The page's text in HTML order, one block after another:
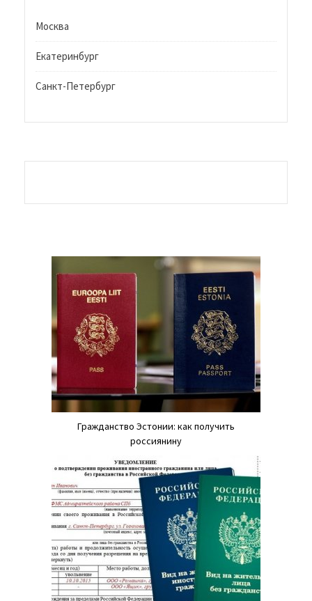
Москва
Екатеринбург
Санкт-Петербург
Гражданство Эстонии: как получить
россиянину